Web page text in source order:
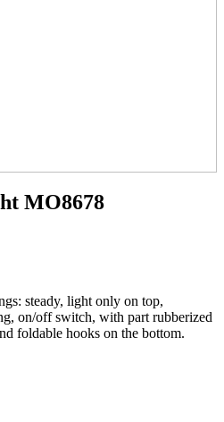
MO8678
steady, light only on top,
on/off switch, with part rubberized
foldable hooks on the bottom.